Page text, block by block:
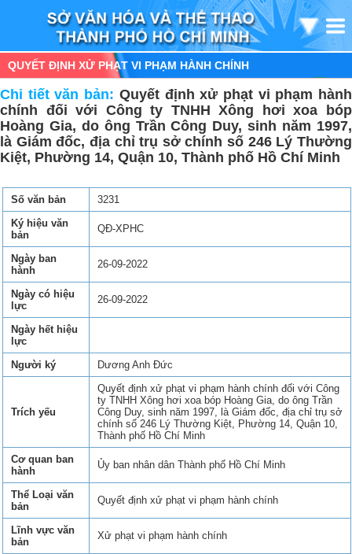
QUYẾT ĐỊNH XỬ PHẠT VI PHẠM HÀNH CHÍNH
Chi tiết văn bản: Quyết định xử phạt vi phạm hành
chính đối với Công ty TNHH Xông hơi xoa bóp
Hoàng Gia, do ông Trần Công Duy, sinh năm 1997,
là Giám đốc, địa chỉ trụ sở chính số 246 Lý Thường
Kiệt, Phường 14, Quận 10, Thành phố Hồ Chí Minh
Số văn bản
3231
Ký hiệu văn
bản
QĐ-XPHC
Ngày ban
hành
26-09-2022
Ngày có hiệu
lực
26-09-2022
Ngày hết hiệu
lực
Người ký
Dương Anh Đức
Trích yếu
Quyết định xử phạt vi phạm hành chính đối với Công
ty TNHH Xông hơi xoa bóp Hoàng Gia, do ông Trần
Công Duy, sinh năm 1997, là Giám đốc, địa chỉ trụ sở
chính số 246 Lý Thường Kiệt, Phường 14, Quận 10,
Thành phố Hồ Chí Minh
Cơ quan ban
hành
Ủy ban nhân dân Thành phố Hồ Chí Minh
Thể Loại văn
bản
Quyết định xử phạt vi phạm hành chính
Lĩnh vực văn
bản
Xử phạt vi phạm hành chính